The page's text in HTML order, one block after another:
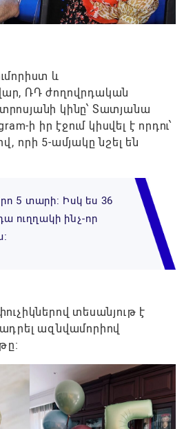
և
ՌԴ ժողովրդական
կինը՝ Տատյանա
ի իր էջում կիսվել է որդու՝
որի 5-ամյակը նշել են
5 տարի: Իսկ ես 36
ուղղակի ինչ-որ
տեսանյութ է
ազնվամորիով